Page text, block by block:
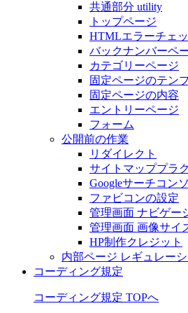
共通部分 utility
トップページ
HTMLエラーチェ
バックナンバーペ
カテゴリーページ
固定ページのテン
固定ページの内容
エントリーページ
フォーム
公開前の作業
リダイレクト
サイトマッププラ
Googleサーチコン
ファビコンの設定
管理画面 ナビゲー
管理画面 画像サイ
HP制作クレジット
内部ページ レギュレー
コーディング規定
コーディング規定 TOPへ